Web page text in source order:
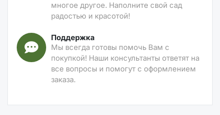
многое другое. Наполните свой сад
радостью и красотой!
Поддержка
Мы всегда готовы помочь Вам с
покупкой! Наши консультанты ответят на
все вопросы и помогут с оформлением
заказа.